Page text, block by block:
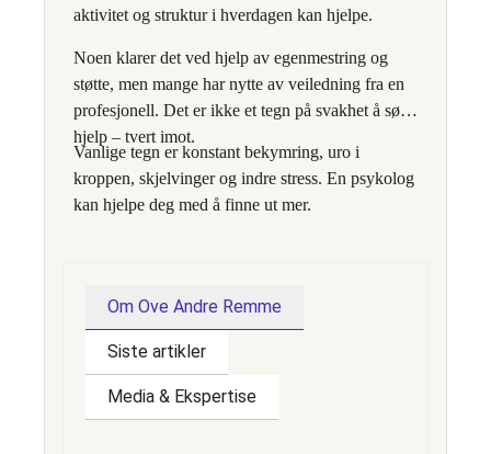
aktivitet og struktur i hverdagen kan hjelpe.
Noen klarer det ved hjelp av egenmestring og
støtte, men mange har nytte av veiledning fra en
profesjonell. Det er ikke et tegn på svakhet å søke
hjelp – tvert imot.
Vanlige tegn er konstant bekymring, uro i
kroppen, skjelvinger og indre stress. En psykolog
kan hjelpe deg med å finne ut mer.
muskulatur (spenninger).
Pusteteknikker, metakognitiv terapi, fysisk
Noen klarer det ved hjelp av egenmestring og
Om Ove Andre Remme
Siste artikler
Media & Ekspertise